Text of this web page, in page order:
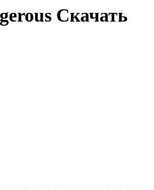
Скачать